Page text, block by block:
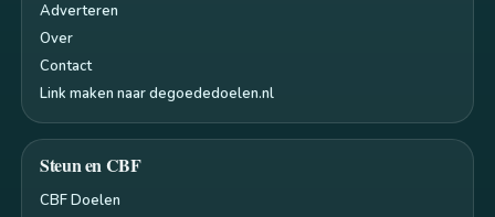
Adverteren
Over
Contact
Link maken naar degoededoelen.nl
Steun en CBF
CBF Doelen